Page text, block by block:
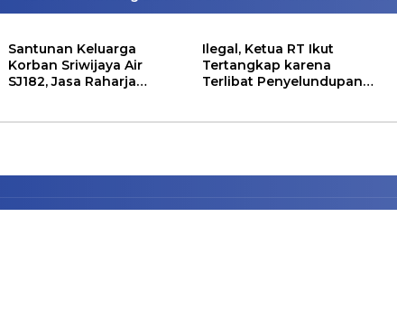
Santunan Keluarga
Korban Sriwijaya Air
SJ182, Jasa Raharja
Ilegal, Ketua RT Ikut
Tertangkap karena
Terlibat Penyelundupan